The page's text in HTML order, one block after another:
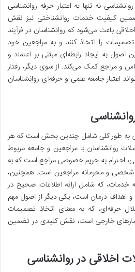
نه تنها به اعتبار حرفه روانشناسی
کیفیت خدمات روانشناختی نیز نقش
باعث می‌شود که روانشناسان در فرآیند
تصمیمات را اتخاذ کنند و به مراجعین خود
اصول به ایجاد رابطه‌ای مبتنی بر اعتماد و
و مراجع کمک می‌کند. از سوی دیگر، رفتار
اعتبار جامعه علمی و حرفه‌ای روانشناسان
به طور کلی شامل چندین بخش است که هر
روانشناسان با مراجعین و جامعه مربوط
احترام به حریم خصوصی مراجع است که به
شخصی و محرمانه مراجعین است. همچنین،
خدمات، که شامل ارائه اطلاعات صحیح در
و اهداف درمان است، یکی دیگر از اصول مهم
حرفه‌ای، که به معنای اتخاذ تصمیمات
خارجی است، نقش کلیدی در تضمین
اخلاقی در روانشناسی